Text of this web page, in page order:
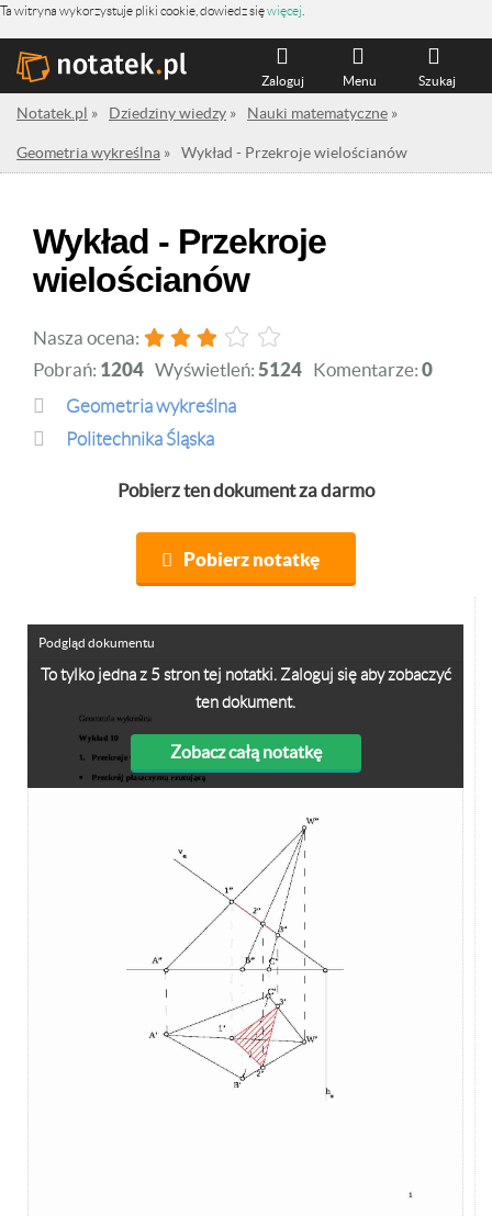
Ta witryna wykorzystuje pliki cookie, dowiedz sięwięcej
Szukaj
Menu
Zaloguj
Notatek.pl » Dziedziny wiedzy » Nauki matematyczne »
Geometria wykreślna » Wykład - Przekroje wielościanów
Wykład - Przekroje
wielościanów
Nasza ocena:
Pobrań: 1204 Wyświetleń: 5124 Komentarze: 0
Geometria wykreślna
Politechnika Śląska
Pobierz ten dokument za darmo
Pobierz notatkę
To tylko jedna z 5 stron tej notatki. Zaloguj się aby zobaczyć
ten dokument.
Zobacz całą notatkę
Podgląd dokumentu